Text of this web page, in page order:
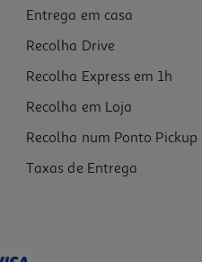
Entrega em casa
Recolha Drive
Recolha Express em 1h
Recolha em Loja
Recolha num Ponto Pickup
Taxas de Entrega